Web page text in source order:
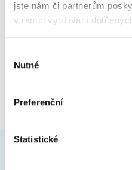
jste nám či partnerům
v rámci využívání
souhlasu
Nutné
Preferenční
Statistické